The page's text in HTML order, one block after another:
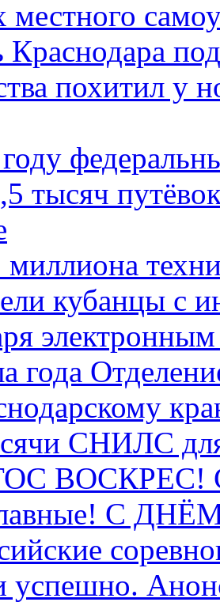
местного
похитил у
тысяч
миллиона
кубанцы с
года
СНИЛС
ВОСКРЕС! С
C
успешно.